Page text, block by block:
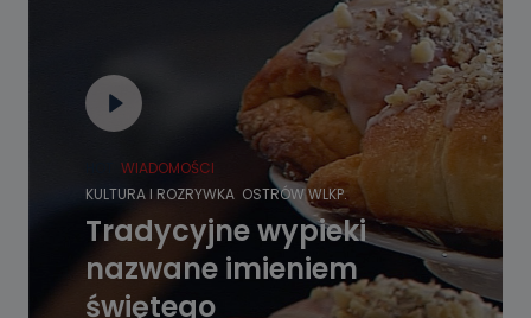
WIADOMOŚCI
KULTURA I ROZRYWKA OSTRÓW WLKP.
Tradycyjne wypieki
nazwane imieniem
świętego